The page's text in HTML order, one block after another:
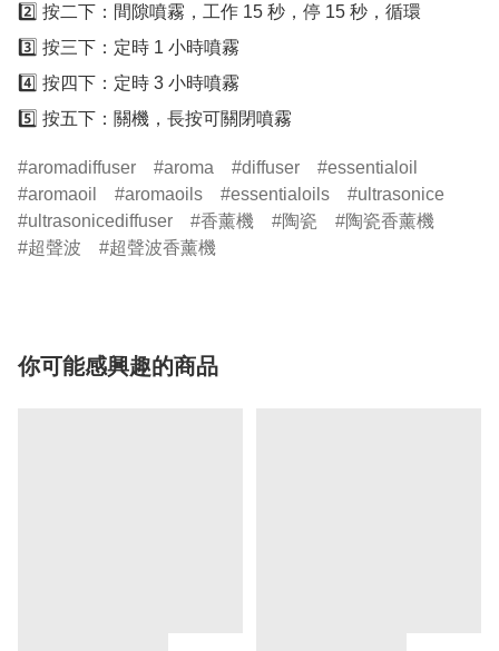
2️⃣ 按二下：間隙噴霧，工作 15 秒，停 15 秒，循環
3️⃣ 按三下：定時 1 小時噴霧
4️⃣ 按四下：定時 3 小時噴霧
aromadiffuser aroma diffuser
essentialoil
aromaoil
aromaoils essentialoils
ultrasonice
ultrasonicediffuser
香薰機 陶瓷
陶瓷香薰機
超聲波
超聲波香薰機
你可能感興趣的商品